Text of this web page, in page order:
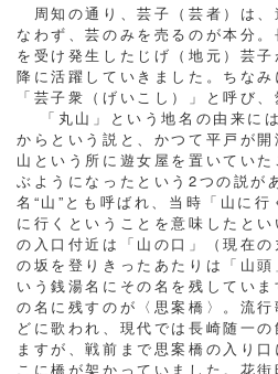
周知の通り、芸子（芸者）は、
なわず、芸のみを売るのが本分
を受け発生したじげ（地元）芸
降に活躍していきました。ちな
「芸子衆（げいこし）」と呼び、
「丸山」という地名の由来に
からという説と、かつて平戸が
山という所に遊女屋を置いてい
ぶようになったという2つの説が
名“山”とも呼ばれ、当時「山に
に行くということを意味したと
の入口付近は「山の口」（現在
の坂を登りきったあたりは「山
いう銭湯名にその名を残してい
の名に残すのが〈思案橋〉。流
どに歌われ、現代では長崎随一
ますが、戦前まで思案橋の入り
こに橋が架かっていました。花